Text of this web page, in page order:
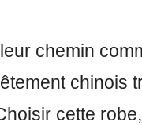
chemin
chinois
cette